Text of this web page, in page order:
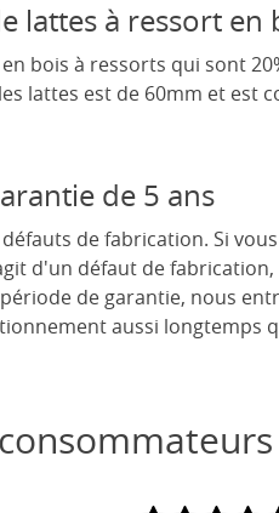
lattes à ressort en
bois à ressorts qui sont
lattes est de 60mm et est
de 5 ans
de fabrication. Si
d'un défaut de
de garantie, nous
aussi longtemps